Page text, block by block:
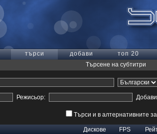
търси добави топ 20
Търсене на субтитри
Режисьор:
Търси и в алтернативните
Дискове FPS